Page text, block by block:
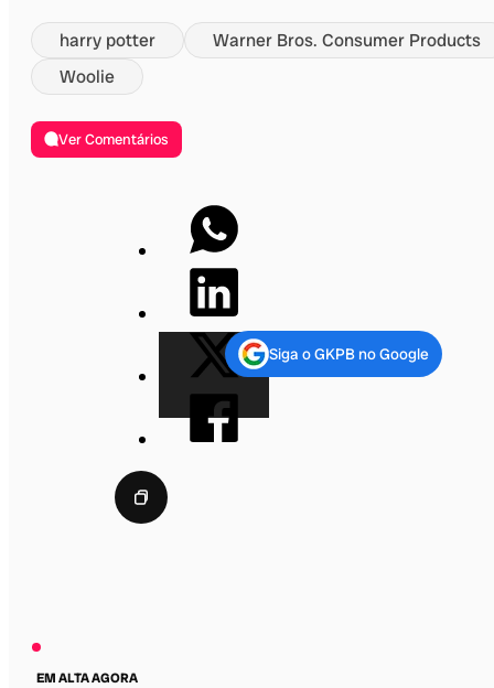
harry potter
Warner Bros. Consumer Products
Woolie
Ver Comentários
Siga o GKPB no Google
EM ALTA AGORA